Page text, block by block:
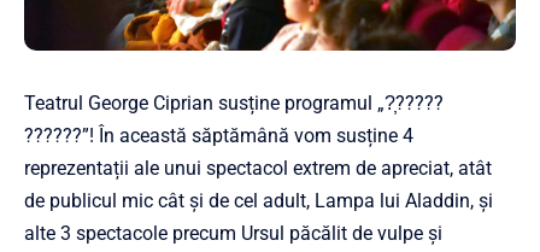
Teatrul George Ciprian susține programul „?̦?????
??????”! În această săptămână vom susține 4
reprezentații ale unui spectacol extrem de apreciat, atât
de publicul mic cât și de cel adult, Lampa lui Aladdin, și
alte 3 spectacole precum Ursul păcălit de vulpe și